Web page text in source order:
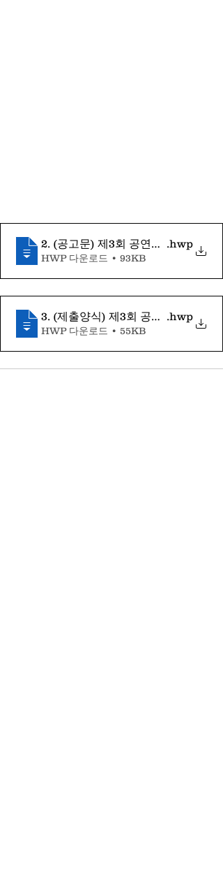
2. (공고문) 제3회 공연예술통합전
.hwp
HWP 다운로드 • 93KB
3. (제출양식) 제3회 공연예술통합
.hwp
HWP 다운로드 • 55KB